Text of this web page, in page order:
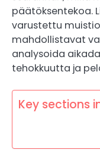
päätöksentekoa.
varustettu
mahdollistavat
analysoida
tehokkuutta ja
Key sections